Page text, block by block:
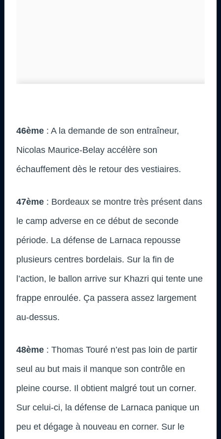
46ème : A la demande de son entraîneur,
Nicolas Maurice-Belay accélère son
échauffement dès le retour des vestiaires.
47ème : Bordeaux se montre très présent dans
le camp adverse en ce début de seconde
période. La défense de Larnaca repousse
plusieurs centres bordelais. Sur la fin de
l’action, le ballon arrive sur Khazri qui tente une
frappe enroulée. Ça passera assez largement
au-dessus.
48ème : Thomas Touré n’est pas loin de partir
seul au but mais il manque son contrôle en
pleine course. Il obtient malgré tout un corner.
Sur celui-ci, la défense de Larnaca panique un
peu et dégage à nouveau en corner. Sur le